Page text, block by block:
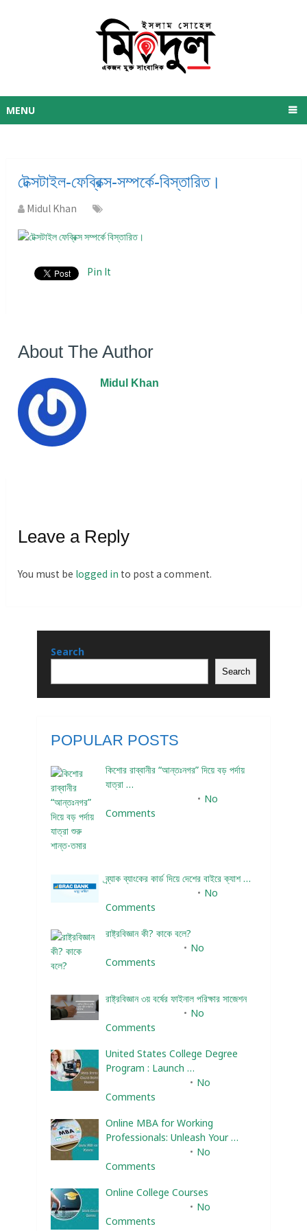
MENU
টেক্সটাইল-ফেব্রিক্স-সম্পর্কে-বিস্তারিত।
Midul Khan
Pin It
About The Author
Midul Khan
Leave a Reply
You must be logged in to post a comment.
Search
Search
POPULAR POSTS
কিশোর রাব্বানীর “আন্তঃনগর” দিয়ে বড় পর্দায়
যাত্রা …
No
Comments
ব্র্যাক ব্যাংকের কার্ড দিয়ে দেশের বাইরে ক্যাশ …
No
Comments
রাষ্ট্রবিজ্ঞান কী? কাকে বলে?
No
Comments
রাষ্ট্রবিজ্ঞান ৩য় বর্ষের ফাইনাল পরিক্ষার সাজেশন
No
Comments
United States College Degree
Program : Launch …
No
Comments
Online MBA for Working
Professionals: Unleash Your …
No
Comments
Online College Courses
No
Comments